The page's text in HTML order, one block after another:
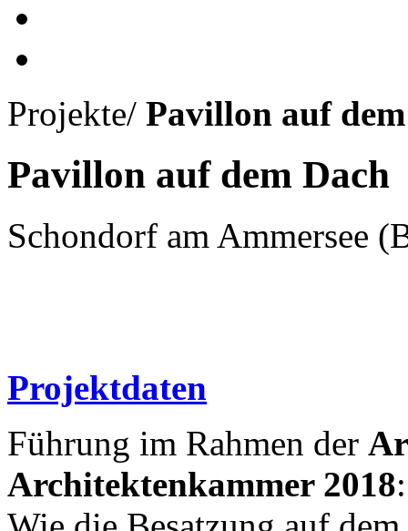
Projekte/ Pavillon auf
Pavillon auf dem Dach
Schondorf am Ammersee
Projektdaten
Führung im Rahmen der
Architektenkammer 2018: